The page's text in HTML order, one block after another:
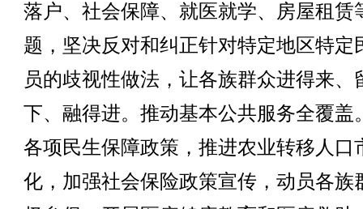
落户、社会保障、就医就学、房屋租赁
题，坚决反对和纠正针对特定地区特定
员的歧视性做法，让各族群众进得来、
下、融得进。推动基本公共服务全覆盖
各项民生保障政策，推进农业转移人口
化，加强社会保险政策宣传，动员各族